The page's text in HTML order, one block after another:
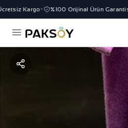
Kargo✦ %100 Orijinal Ürün Garantisi✦